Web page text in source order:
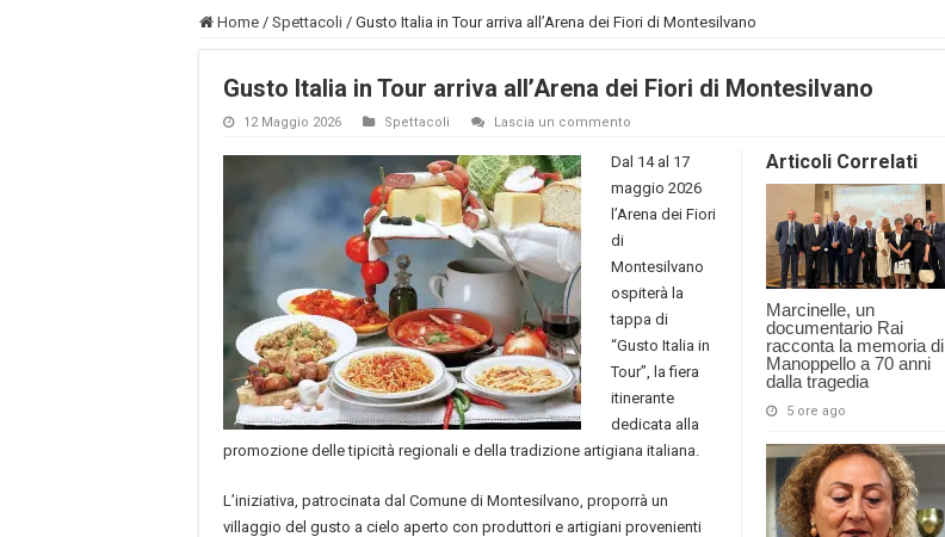
Home / Spettacoli / Gusto Italia in Tour arriva all’Arena dei Fiori di Montesilvano
Gusto Italia in Tour arriva all’Arena dei Fiori di Montesilvano
12 Maggio 2026 Spettacoli Lascia un commento
Articoli Correlati
Marcinelle, un
documentario Rai
racconta la memoria di
Manoppello a 70 anni
dalla tragedia
5 ore ago
Dal 14 al 17
maggio 2026
l’Arena dei Fiori
di
Montesilvano
ospiterà la
tappa di
“Gusto Italia in
Tour”, la fiera
itinerante
dedicata alla
promozione delle tipicità regionali e della tradizione artigiana italiana.
L’iniziativa, patrocinata dal Comune di Montesilvano, proporrà un
villaggio del gusto a cielo aperto con produttori e artigiani provenienti